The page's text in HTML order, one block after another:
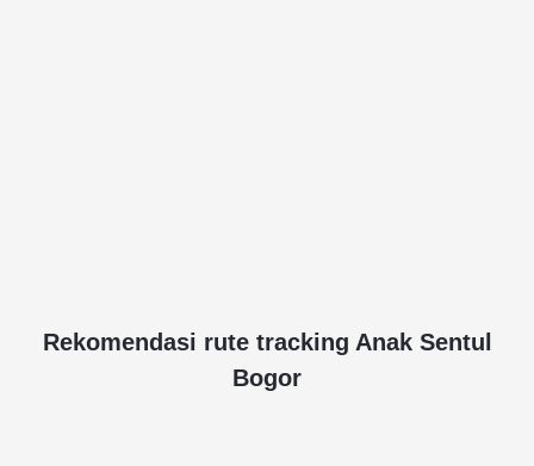
Rekomendasi rute tracking Anak Sentul
Bogor